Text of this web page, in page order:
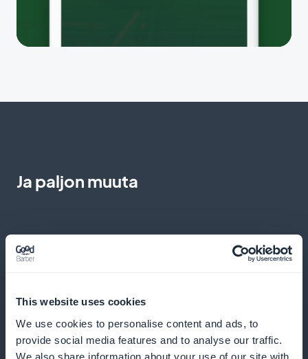
This website uses cookies
We use cookies to personalise content and ads, to
provide social media features and to analyse our traffic.
We also share information about your use of our site with
Ja paljon muuta
Taiteellisten suuntausten analyysi
Tarjoaa näkemyksiä nykyisistä taidetrendeistä, jotta